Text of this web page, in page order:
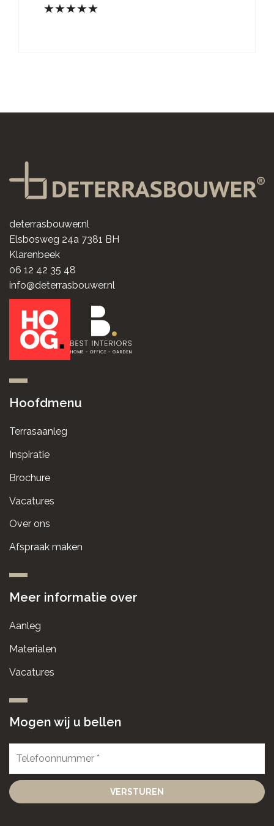
★★★★★
deterrasbouwer.nl
Elsbosweg 24a 7381 BH
Klarenbeek
06 12 42 35 48
info@deterrasbouwer.nl
Hoofdmenu
Terrasaanleg
Inspiratie
Brochure
Vacatures
Over ons
Afspraak maken
Meer informatie over
Aanleg
Materialen
Vacatures
Mogen wij u bellen